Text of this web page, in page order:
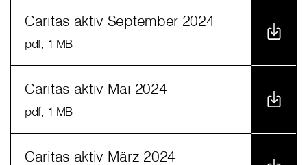
Caritas aktiv September 2024
pdf, 1 MB
Caritas aktiv Mai 2024
pdf, 1 MB
Caritas aktiv März 2024